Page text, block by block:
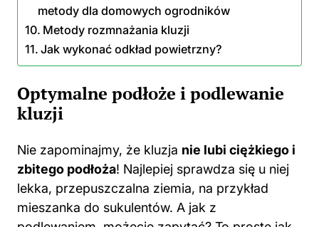
metody dla domowych ogrodników
Metody rozmnażania kluzji
Jak wykonać odkład powietrzny?
Optymalne podłoże i podlewanie
kluzji
Nie zapominajmy, że kluzja nie lubi ciężkiego i
zbitego podłoża! Najlepiej sprawdza się u niej
lekka, przepuszczalna ziemia, na przykład
mieszanka do sukulentów. A jak z